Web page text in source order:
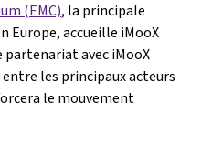
(EMC), la principale
Europe, accueille iMooX
partenariat avec iMooX
les principaux acteurs
le mouvement